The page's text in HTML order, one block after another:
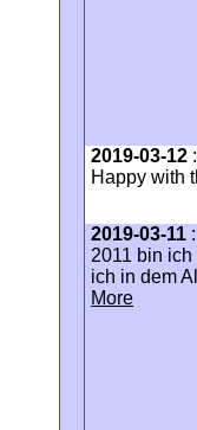
2019-03-12 :
Happy with
2019-03-11 :
2011 bin
ich in dem
More